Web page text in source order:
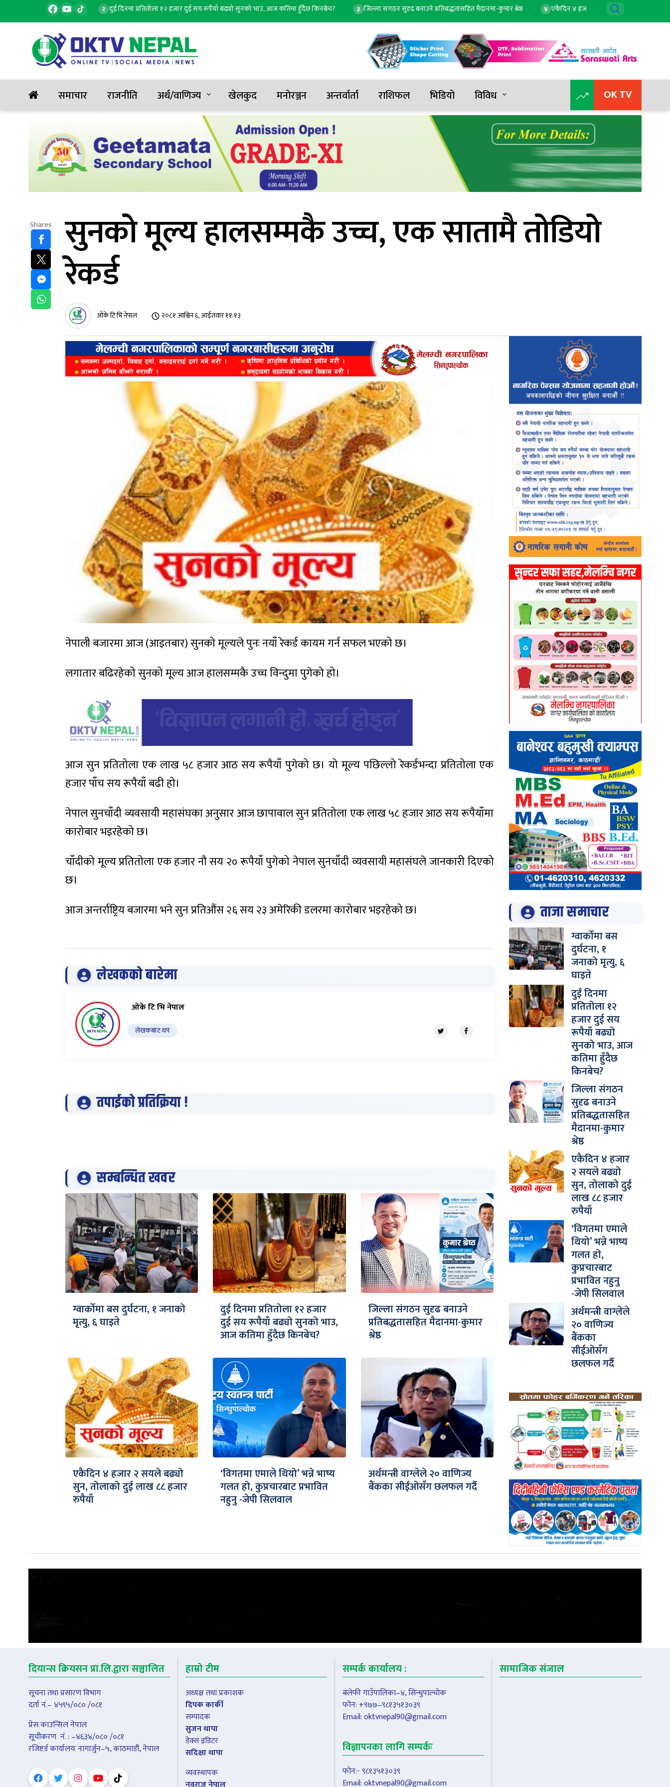
१ जनाको मृत्यु, ६ घाइते २ दुई दिनमा प्रतितोला १२ हजार दुई सय रूपैयाँ बढ्यो सुनको भाउ, आज कतिमा हुँदैछ किनबेच? जिल्ला संगठन सुदृढ बनाउने प्रतिबद्धतासहित मैदानमा-कुमार श्रेष्ठ ४ एकैदिन ४ हजार २ सयले बढ्यो सुन, तोलाको दुई लाख
समाचार राजनीति अर्थ/वाणिज्य खेलकुद मनोरञ्जन अन्तर्वार्ता राशिफल भिडियो विविध OK TV
Shares सुनको मूल्य हालसम्मकै उच्च, एक सातामै तोडियो
रेकर्ड
ओके टि भि नेपाल २०८१ आश्विन ६, आईतवार ११:१३
नेपाली बजारमा आज (आइतबार) सुनको मूल्यले पुनः नयाँ रेकर्ड कायम गर्न सफल भएको छ।
लगातार बढिरहेको सुनको मूल्य आज हालसम्मकै उच्च विन्दुमा पुगेको हो।
आज सुन प्रतितोला एक लाख ५८ हजार आठ सय रूपैयाँ पुगेको छ। यो मूल्य पछिल्लो रेकर्डभन्दा प्रतितोला एक
हजार पाँच सय रूपैयाँ बढी हो।
नेपाल सुनचाँदी व्यवसायी महासंघका अनुसार आज छापावाल सुन प्रतितोला एक लाख ५८ हजार आठ सय रूपैयाँमा
कारोबार भइरहेको छ।
चाँदीको मूल्य प्रतितोला एक हजार नौ सय २० रूपैयाँ पुगेको नेपाल सुनचाँदी व्यवसायी महासंघले जानकारी दिएको
छ।
आज अन्तर्राष्ट्रिय बजारमा भने सुन प्रतिऔंस २६ सय २३ अमेरिकी डलरमा कारोबार भइरहेको छ।
लेखकको बारेमा
ओके टि भि नेपाल
लेखकबाट थप
तपाईको प्रतिक्रिया !
सम्बन्धित खवर
ग्वार्कोमा बस दुर्घटना, १ जनाको
मृत्यु, ६ घाइते
दुई दिनमा प्रतितोला १२ हजार
दुई सय रूपैयाँ बढ्यो सुनको भाउ,
आज कतिमा हुँदैछ किनबेच?
जिल्ला संगठन सुदृढ बनाउने
प्रतिबद्धतासहित मैदानमा-कुमार
श्रेष्ठ
एकैदिन ४ हजार २ सयले बढ्यो
सुन, तोलाको दुई लाख ८८ हजार
रुपैयाँ
‘विगतमा एमाले थियो’ भन्ने भाष्य
गलत हो, कुप्रचारबाट प्रभावित
नहुनु -जेपी सिलवाल
अर्थमन्त्री वाग्लेले २० वाणिज्य
बैंकका सीईओसँग छलफल गर्दै
ताजा समाचार
ग्वार्कोमा बस
दुर्घटना, १
जनाको मृत्यु, ६
घाइते
दुई दिनमा
प्रतितोला १२
हजार दुई सय
रूपैयाँ बढ्यो
सुनको भाउ, आज
कतिमा हुँदैछ
किनबेच?
जिल्ला संगठन
सुदृढ बनाउने
प्रतिबद्धतासहित
मैदानमा-कुमार
श्रेष्ठ
एकैदिन ४ हजार
२ सयले बढ्यो
सुन, तोलाको दुई
लाख ८८ हजार
रुपैयाँ
‘विगतमा एमाले
थियो’ भन्ने भाष्य
गलत हो,
कुप्रचारबाट
प्रभावित नहुनु
-जेपी सिलवाल
अर्थमन्त्री वाग्लेले
२० वाणिज्य
बैंकका
सीईओसँग
छलफल गर्दै
दियान्स क्रियसन प्रा.लि.द्वारा सञ्चालित
सूचना तथा प्रसारण विभाग
दर्ता नं.– ४५९५/०८० /०८१
प्रेस काउन्सिल नेपाल
सूचीकरण नंं. : –४६३४/०८० /०८१
रजिष्टर्ड कार्यालयः नागार्जुन–५, काठमाडौं, नेपाल
हाम्रो टीम
अध्यक्ष तथा प्रकाशक
दिपक कार्की
सम्पादक
सुजन थापा
डेक्स इडिटर
सदिक्षा थापा
व्यवस्थापक
सम्पर्क कार्यालय :
बलेफी गाउँपालिका–४, सिन्धुपाल्चोक
फोन: +९७७–९८१३५१३०३९
Email:oktvnepal90@gmail.com
विज्ञापनका लागि सम्पर्कः
फोन:- ९८१३५१३०३९
Email:oktvnepal90@gmail.com
सामाजिक संजाल